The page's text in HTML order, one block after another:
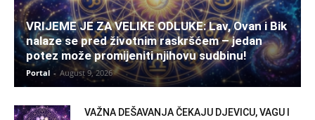
VRIJEME JE ZA VELIKE ODLUKE: Lav, Ovan i Bik
nalaze se pred životnim raskršćem – jedan
potez može promijeniti njihovu sudbinu!
Portal - August 9, 2026
VAŽNA DEŠAVANJA ČEKAJU DJEVICU, VAGU I